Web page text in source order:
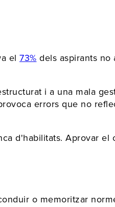
el 73% dels aspirants no
i a una mala
errors que no
d'habilitats. Aprovar el
o memoritzar